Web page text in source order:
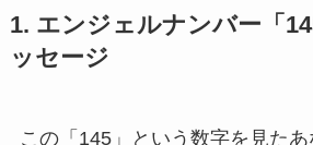
1. エンジェルナンバー「
ッセージ
この「145」という数字を見たあ